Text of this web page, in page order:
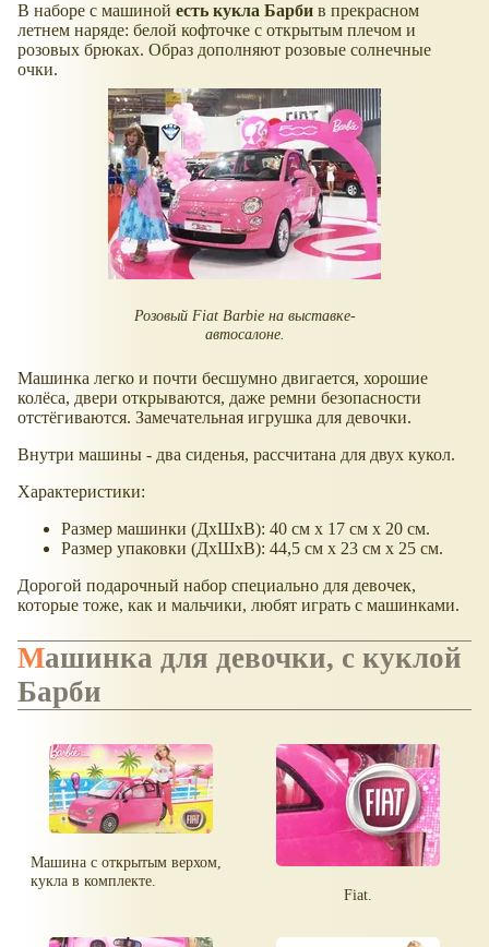
В наборе с машиной есть кукла Барби в прекрасном
летнем наряде: белой кофточке с открытым плечом и
розовых брюках. Образ дополняют розовые солнечные
очки.
Розовый Fiat Barbie на выставке-
автосалоне.
Машинка легко и почти бесшумно двигается, хорошие
колёса, двери открываются, даже ремни безопасности
отстёгиваются. Замечательная игрушка для девочки.
Внутри машины - два сиденья, рассчитана для двух кукол.
Характеристики:
Размер машинки (ДхШхВ): 40 см x 17 см x 20 см.
Размер упаковки (ДхШхВ): 44,5 см x 23 см x 25 см.
Дорогой подарочный набор специально для девочек,
которые тоже, как и мальчики, любят играть с машинками.
Машинка для девочки, с куклой
Барби
Машина с открытым верхом,
кукла в комплекте.
Fiat.